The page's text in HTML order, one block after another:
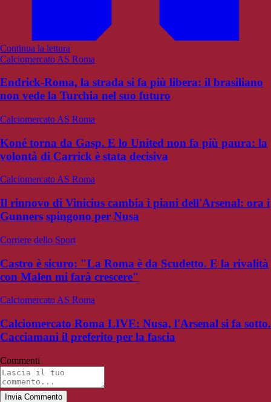
Continua la lettura
Calciomercato AS Roma
Endrick-Roma, la strada si fa più libera: il brasiliano
non vede la Turchia nel suo futuro
Calciomercato AS Roma
Koné torna da Gasp. E lo United non fa più paura: la
volontà di Carrick è stata decisiva
Calciomercato AS Roma
Il rinnovo di Vinicius cambia i piani dell'Arsenal: ora i
Gunners spingono per Nusa
Corriere dello Sport
Castro è sicuro: "La Roma è da Scudetto. E la rivalità
con Malen mi farà crescere"
Calciomercato AS Roma
Calciomercato Roma LIVE: Nusa, l'Arsenal si fa sotto.
Cacciamani il preferito per la fascia
Commenti
Invia Commento